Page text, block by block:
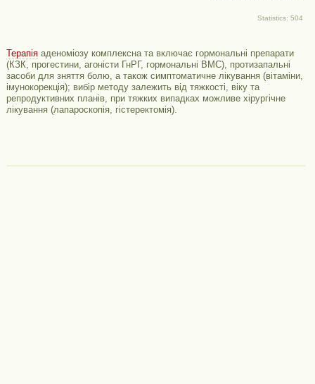
Statistics: 504
Терапіяаденоміозу комплексна та включає гормональні препарати
(КЗК, прогестини, агоністи ГнРГ, гормональні ВМС), протизапальні
засоби для зняття болю, а також симптоматичне лікування (вітаміни,
імунокорекція); вибір методу залежить від тяжкості, віку та
репродуктивних планів, при тяжких випадках можливе хірургічне
лікування (лапароскопія, гістеректомія).